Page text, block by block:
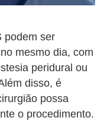
podem ser
mesmo dia, com
peridural ou
disso, é
possa
o procedimento.